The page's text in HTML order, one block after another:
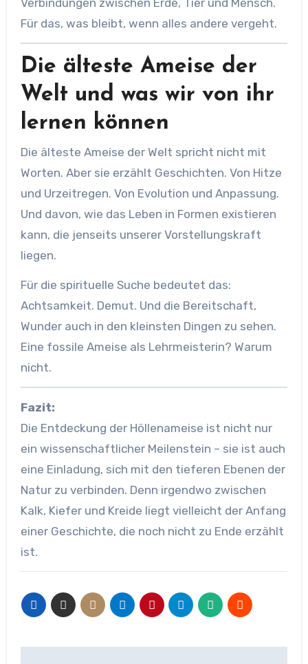
Für das, was bleibt, wenn alles andere vergeht.
Die älteste Ameise der
Welt und was wir von ihr
lernen können
Die älteste Ameise der Welt spricht nicht mit
Worten. Aber sie erzählt Geschichten. Von Hitze
und Urzeitregen. Von Evolution und Anpassung.
Und davon, wie das Leben in Formen existieren
kann, die jenseits unserer Vorstellungskraft
liegen.
Für die spirituelle Suche bedeutet das:
Achtsamkeit. Demut. Und die Bereitschaft,
Wunder auch in den kleinsten Dingen zu sehen.
Eine fossile Ameise als Lehrmeisterin? Warum
nicht.
Fazit:
Die Entdeckung der Höllenameise ist nicht nur
ein wissenschaftlicher Meilenstein – sie ist auch
eine Einladung, sich mit den tieferen Ebenen der
Natur zu verbinden. Denn irgendwo zwischen
Kalk, Kiefer und Kreide liegt vielleicht der Anfang
einer Geschichte, die noch nicht zu Ende erzählt
ist.